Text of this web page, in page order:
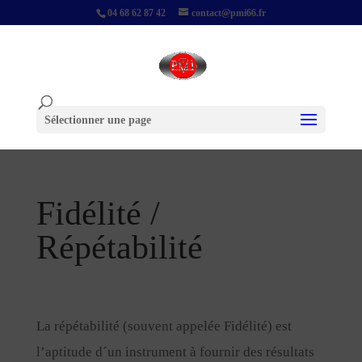
04 68 62 87 42 contact@pmi66.fr
Sélectionner une page
Fidélité /
Répétabilité
La répétabilité (souvent appelée Fidélité) est
l’aptitude d´un instrument à fournir des résultats